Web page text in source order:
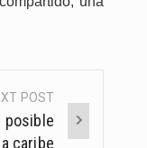
POST
posible
caribe